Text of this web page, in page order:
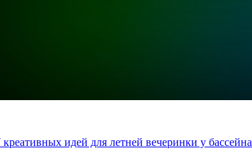
креативных идей для летней вечеринки у бассейна